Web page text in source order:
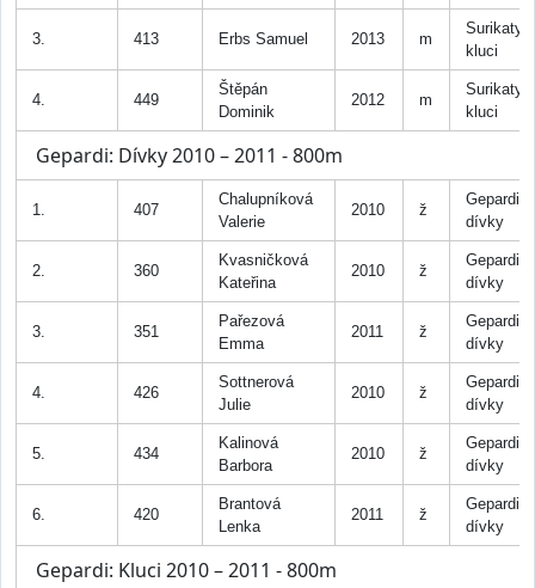
3. 413 Erbs Samuel 2013 m
Surikaty
kluci
4. 449
Štěpán
Dominik
2012 m
Surikaty
kluci
Gepardi: Dívky 2010 – 2011 - 800m
1. 407
Chalupníková
Valerie
2010 ž
Gepardi
dívky
2. 360
Kvasničková
Kateřina
2010 ž
Gepardi
dívky
3. 351
Pařezová
Emma
2011 ž
Gepardi
dívky
4. 426
Sottnerová
Julie
2010 ž
Gepardi
dívky
5. 434
Kalinová
Barbora
2010 ž
Gepardi
dívky
6. 420
Brantová
Lenka
2011 ž
Gepardi
dívky
Gepardi: Kluci 2010 – 2011 - 800m